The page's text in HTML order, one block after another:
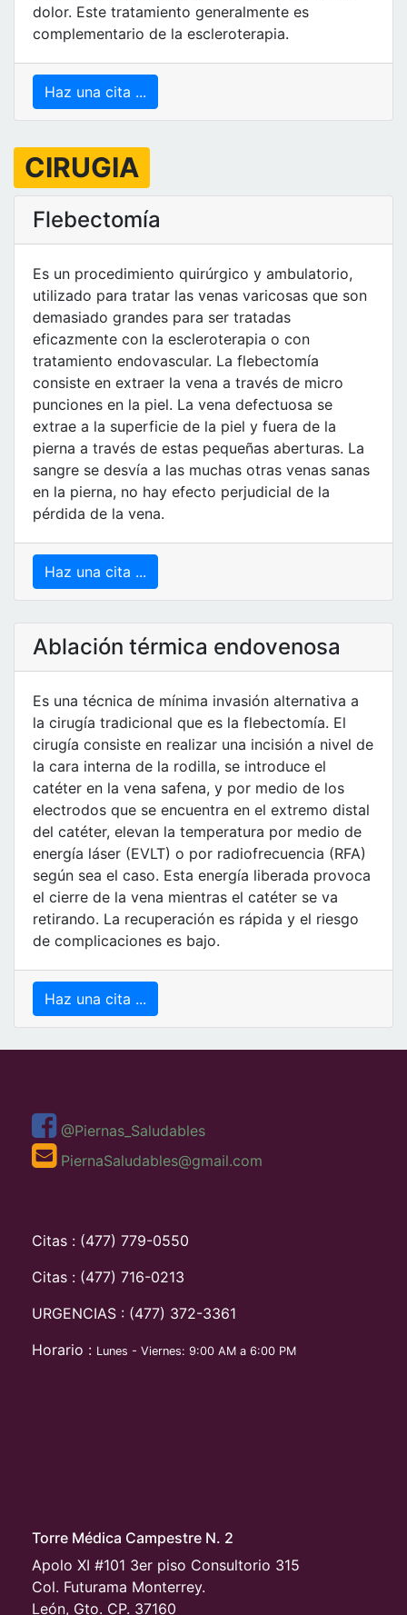
dolor. Este tratamiento generalmente es
complementario de la escleroterapia.
Haz una cita ...
CIRUGIA
Flebectomía
Es un procedimiento quirúrgico y ambulatorio,
utilizado para tratar las venas varicosas que son
demasiado grandes para ser tratadas
eficazmente con la escleroterapia o con
tratamiento endovascular. La flebectomía
consiste en extraer la vena a través de micro
punciones en la piel. La vena defectuosa se
extrae a la superficie de la piel y fuera de la
pierna a través de estas pequeñas aberturas. La
sangre se desvía a las muchas otras venas sanas
en la pierna, no hay efecto perjudicial de la
pérdida de la vena.
Haz una cita ...
Ablación térmica endovenosa
Es una técnica de mínima invasión alternativa a
la cirugía tradicional que es la flebectomía. El
cirugía consiste en realizar una incisión a nivel de
la cara interna de la rodilla, se introduce el
catéter en la vena safena, y por medio de los
electrodos que se encuentra en el extremo distal
del catéter, elevan la temperatura por medio de
energía láser (EVLT) o por radiofrecuencia (RFA)
según sea el caso. Esta energía liberada provoca
el cierre de la vena mientras el catéter se va
retirando. La recuperación es rápida y el riesgo
de complicaciones es bajo.
Haz una cita ...
@Piernas_Saludables
PiernaSaludables@gmail.com
Citas : (477) 779-0550
Citas : (477) 716-0213
URGENCIAS : (477) 372-3361
Horario : Lunes - Viernes: 9:00 AM a 6:00 PM
Torre Médica Campestre N. 2
Apolo XI #101 3er piso Consultorio 315
Col. Futurama Monterrey.
León, Gto. CP. 37160